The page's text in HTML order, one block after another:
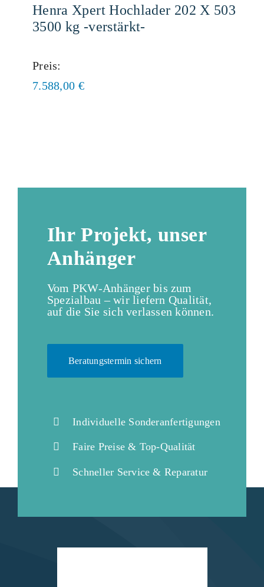
Henra Xpert Hochlader 202 X 503
3500 kg -verstärkt-
Preis:
7.588,00 €
Ihr Projekt, unser
Anhänger
Vom PKW-Anhänger bis zum
Spezialbau – wir liefern Qualität,
auf die Sie sich verlassen können.
Beratungstermin sichern
Individuelle Sonderanfertigungen
Faire Preise & Top-Qualität
Schneller Service & Reparatur